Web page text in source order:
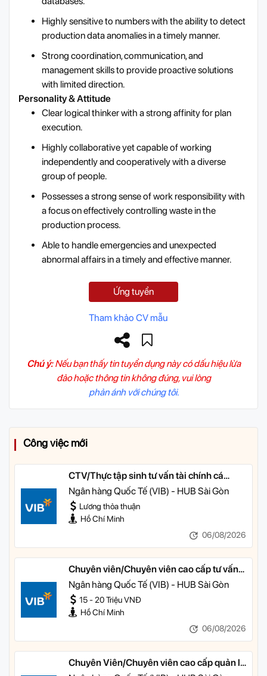
Highly sensitive to numbers with the ability to detect
production data anomalies in a timely manner.
Strong coordination, communication, and
management skills to provide proactive solutions
with limited direction.
Personality & Attitude
Clear logical thinker with a strong affinity for plan
execution.
Highly collaborative yet capable of working
independently and cooperatively with a diverse
group of people.
Possesses a strong sense of work responsibility with
a focus on effectively controlling waste in the
production process.
Able to handle emergencies and unexpected
abnormal affairs in a timely and effective manner.
Ứng tuyển
Tham khảo CV mẫu
Chú ý:Nếu bạn thấy tin tuyển dụng này có dấu hiệu lừa
đảo hoặc thông tin không đúng, vui lòng
phản ánh với chúng tôi.
Công việc mới
CTV/Thực tập sinh tư vấn tài chính cá
nhân
Ngân hàng Quốc Tế (VIB) - HUB Sài Gòn
Lương thỏa thuận
Hồ Chí Minh
06/08/2026
Chuyên viên/Chuyên viên cao cấp tư vấn
tài chính cá nhân
Ngân hàng Quốc Tế (VIB) - HUB Sài Gòn
15 - 20 Triệu VNĐ
Hồ Chí Minh
06/08/2026
Chuyên Viên/Chuyên viên cao cấp quản lý